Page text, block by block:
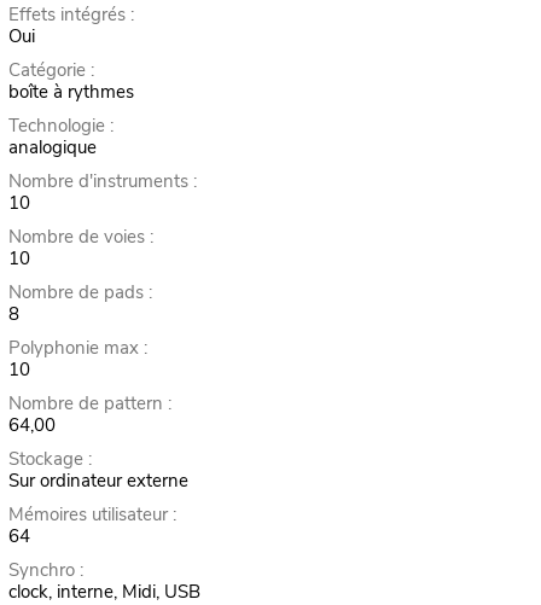
Effets intégrés :
Oui
Catégorie :
boîte à rythmes
Technologie :
analogique
Nombre d'instruments :
10
Nombre de voies :
10
Nombre de pads :
8
Polyphonie max :
10
Nombre de pattern :
64,00
Stockage :
Sur ordinateur externe
Mémoires utilisateur :
64
Synchro :
clock, interne, Midi, USB